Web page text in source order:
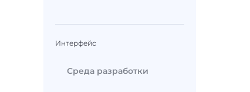
Интерфейс
Среда разработки